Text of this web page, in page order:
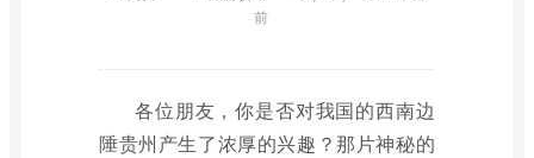
前
各位朋友，你是否对我国的西南边
陲贵州产生了浓厚的兴趣？那片神秘的